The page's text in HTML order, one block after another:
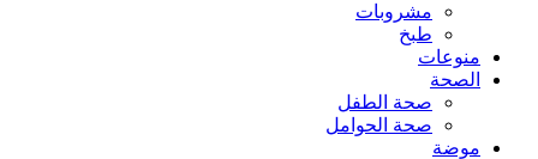
مشروبات
طبخ
منوعات
الصحة
صحة الطفل
صحة الحوامل
موضة